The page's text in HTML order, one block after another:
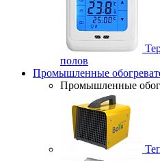
полов
Промышленные
Промышленные